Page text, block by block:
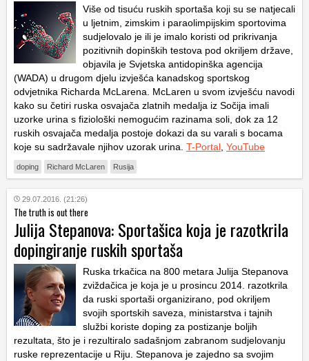
Više od tisuću ruskih sportaša koji su se natjecali
u ljetnim, zimskim i paraolimpijskim sportovima
sudjelovalo je ili je imalo koristi od prikrivanja
pozitivnih dopinških testova pod okriljem države,
objavila je Svjetska antidopinška agencija
(WADA) u drugom djelu izvješća kanadskog sportskog
odvjetnika Richarda McLarena. McLaren u svom izvješću navodi
kako su četiri ruska osvajača zlatnih medalja iz Sočija imali
uzorke urina s fiziološki nemogućim razinama soli, dok za 12
ruskih osvajača medalja postoje dokazi da su varali s bocama
koje su sadržavale njihov uzorak urina. T-Portal YouTube
doping Richard McLaren Rusija
29.07.2016. (21:26)
The truth is out there
Julija Stepanova: Sportašica koja je razotkrila
dopingiranje ruskih sportaša
Ruska trkačica na 800 metara Julija Stepanova
zviždačica je koja je u prosincu 2014. razotkrila
da ruski sportaši organizirano, pod okriljem
svojih sportskih saveza, ministarstva i tajnih
službi koriste doping za postizanje boljih
rezultata, što je i rezultiralo sadašnjom zabranom sudjelovanju
ruske reprezentacije u Riju. Stepanova je zajedno sa svojim